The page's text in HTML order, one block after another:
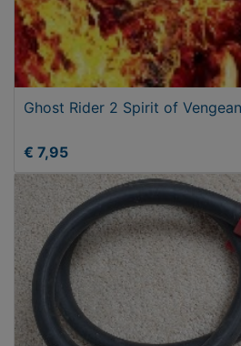
Ghost Rider 2 Spirit of
€ 7,95